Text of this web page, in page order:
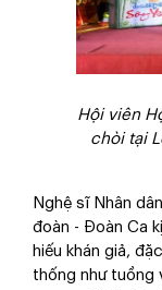
Hội viên
chòi tại
Nghệ sĩ Nhân
đoàn - Đoàn Ca
hiếu khán giả,
thống như tuồng